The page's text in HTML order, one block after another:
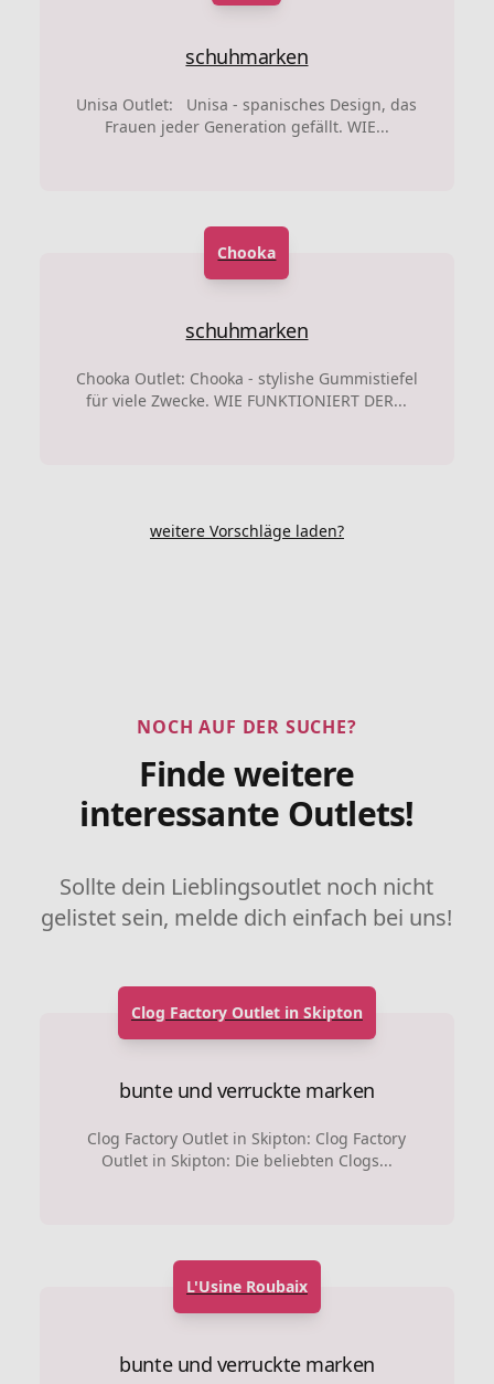
schuhmarken
Unisa Outlet: Unisa - spanisches Design, das
Frauen jeder Generation gefällt. WIE...
Chooka
schuhmarken
Chooka Outlet: Chooka - stylishe Gummistiefel
für viele Zwecke. WIE FUNKTIONIERT DER...
weitere Vorschläge laden?
NOCH AUF DER SUCHE?
Finde weitere
interessante Outlets!
Sollte dein Lieblingsoutlet noch nicht
gelistet sein, melde dich einfach bei uns!
Clog Factory Outlet in Skipton
bunte und verruckte marken
Clog Factory Outlet in Skipton: Clog Factory
Outlet in Skipton: Die beliebten Clogs...
L'Usine Roubaix
bunte und verruckte marken